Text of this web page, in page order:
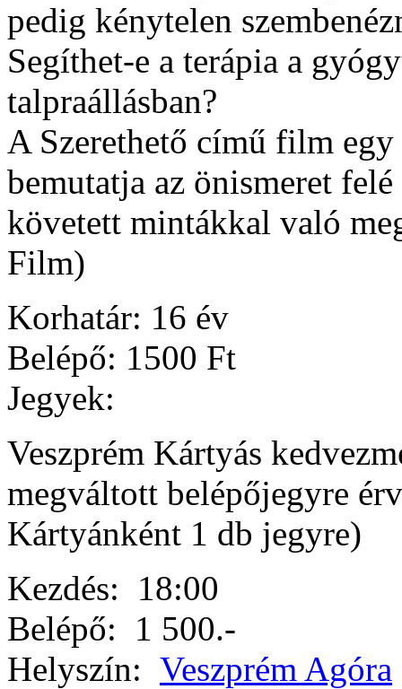
pedig kénytelen
Segíthet-e a terápia a
talpraállásban?
A Szerethető című film
bemutatja az önismeret
követett mintákkal való
Film)
Korhatár: 16 év
Belépő: 1500 Ft
Jegyek:
Veszprém Kártyás
megváltott belépőjegyre
Kártyánként 1 db jegyre)
Kezdés: 18:00
Belépő: 1 500.-
Helyszín: Veszprém Agóra